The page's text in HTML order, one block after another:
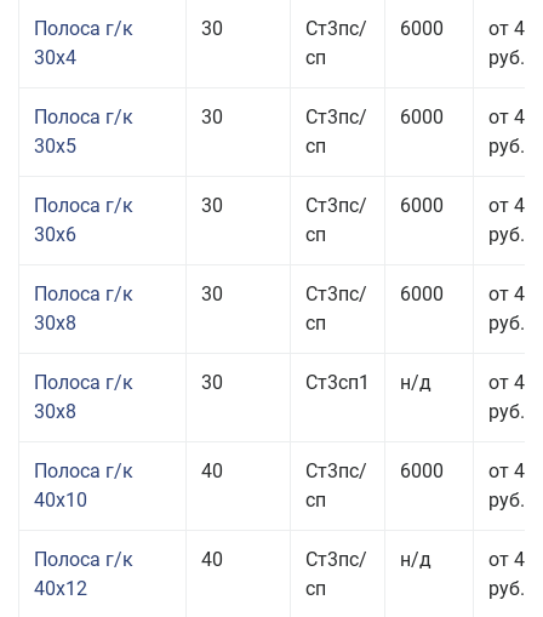
Полоса г/к
30x4
30
Ст3пс/
сп
6000
от 44
руб.
Полоса г/к
30x5
30
Ст3пс/
сп
6000
от 43
руб.
Полоса г/к
30x6
30
Ст3пс/
сп
6000
от 46
руб.
Полоса г/к
30x8
30
Ст3пс/
сп
6000
от 43
руб.
Полоса г/к
30x8
30 Ст3сп1 н/д
от 43
руб.
Полоса г/к
40x10
40
Ст3пс/
сп
6000
от 44
руб.
Полоса г/к
40x12
40
Ст3пс/
сп
н/д
от 48
руб.